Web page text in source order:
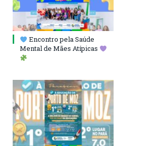
Encontro pela Saúde
Mental de Mães Atípicas